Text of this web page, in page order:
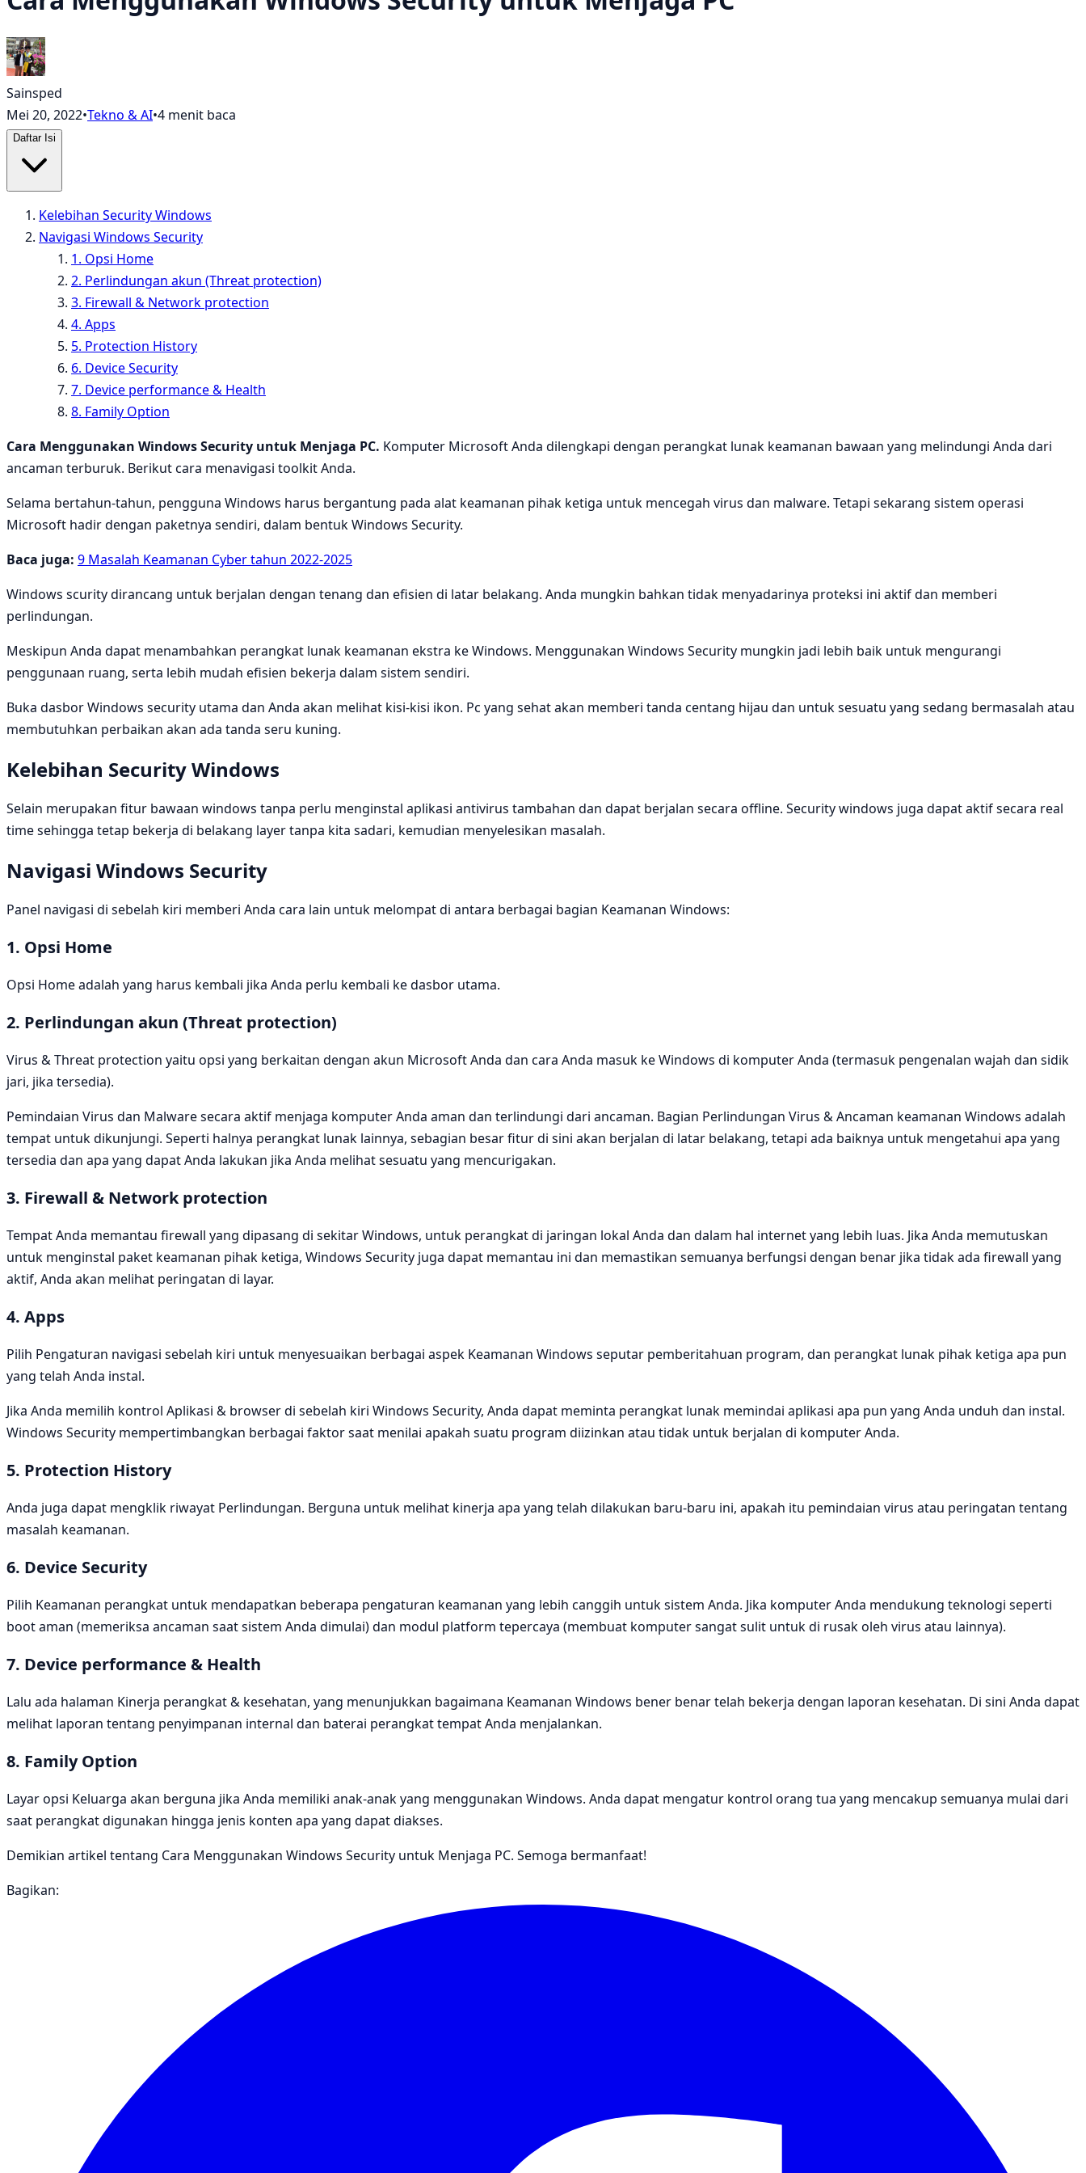
Sainsped
Mei 20, 2022•Tekno & AI•4 menit baca
Daftar Isi
Kelebihan Security Windows
Navigasi Windows Security
1. Opsi Home
2. Perlindungan akun (Threat protection)
3. Firewall & Network protection
4. Apps
5. Protection History
6. Device Security
7. Device performance & Health
8. Family Option
Cara Menggunakan Windows Security untuk Menjaga PC. Komputer Microsoft Anda dilengkapi dengan perangkat lunak keamanan bawaan yang melindungi Anda dari
ancaman terburuk. Berikut cara menavigasi toolkit Anda.
Selama bertahun-tahun, pengguna Windows harus bergantung pada alat keamanan pihak ketiga untuk mencegah virus dan malware. Tetapi sekarang sistem operasi
Microsoft hadir dengan paketnya sendiri, dalam bentuk Windows Security.
Baca juga: 9 Masalah Keamanan Cyber tahun 2022-2025
Windows scurity dirancang untuk berjalan dengan tenang dan efisien di latar belakang. Anda mungkin bahkan tidak menyadarinya proteksi ini aktif dan memberi
perlindungan.
Meskipun Anda dapat menambahkan perangkat lunak keamanan ekstra ke Windows. Menggunakan Windows Security mungkin jadi lebih baik untuk mengurangi
penggunaan ruang, serta lebih mudah efisien bekerja dalam sistem sendiri.
Buka dasbor Windows security utama dan Anda akan melihat kisi-kisi ikon. Pc yang sehat akan memberi tanda centang hijau dan untuk sesuatu yang sedang bermasalah atau
membutuhkan perbaikan akan ada tanda seru kuning.
Kelebihan Security Windows
Selain merupakan fitur bawaan windows tanpa perlu menginstal aplikasi antivirus tambahan dan dapat berjalan secara offline. Security windows juga dapat aktif secara real
time sehingga tetap bekerja di belakang layer tanpa kita sadari, kemudian menyelesikan masalah.
Navigasi Windows Security
Panel navigasi di sebelah kiri memberi Anda cara lain untuk melompat di antara berbagai bagian Keamanan Windows:
1. Opsi Home
Opsi Home adalah yang harus kembali jika Anda perlu kembali ke dasbor utama.
2. Perlindungan akun (Threat protection)
Virus & Threat protection yaitu opsi yang berkaitan dengan akun Microsoft Anda dan cara Anda masuk ke Windows di komputer Anda (termasuk pengenalan wajah dan sidik
jari, jika tersedia).
Pemindaian Virus dan Malware secara aktif menjaga komputer Anda aman dan terlindungi dari ancaman. Bagian Perlindungan Virus & Ancaman keamanan Windows adalah
tempat untuk dikunjungi. Seperti halnya perangkat lunak lainnya, sebagian besar fitur di sini akan berjalan di latar belakang, tetapi ada baiknya untuk mengetahui apa yang
tersedia dan apa yang dapat Anda lakukan jika Anda melihat sesuatu yang mencurigakan.
3. Firewall & Network protection
Tempat Anda memantau firewall yang dipasang di sekitar Windows, untuk perangkat di jaringan lokal Anda dan dalam hal internet yang lebih luas. Jika Anda memutuskan
untuk menginstal paket keamanan pihak ketiga, Windows Security juga dapat memantau ini dan memastikan semuanya berfungsi dengan benar jika tidak ada firewall yang
aktif, Anda akan melihat peringatan di layar.
4. Apps
Pilih Pengaturan navigasi sebelah kiri untuk menyesuaikan berbagai aspek Keamanan Windows seputar pemberitahuan program, dan perangkat lunak pihak ketiga apa pun
yang telah Anda instal.
Jika Anda memilih kontrol Aplikasi & browser di sebelah kiri Windows Security, Anda dapat meminta perangkat lunak memindai aplikasi apa pun yang Anda unduh dan instal.
Windows Security mempertimbangkan berbagai faktor saat menilai apakah suatu program diizinkan atau tidak untuk berjalan di komputer Anda.
5. Protection History
Anda juga dapat mengklik riwayat Perlindungan. Berguna untuk melihat kinerja apa yang telah dilakukan baru-baru ini, apakah itu pemindaian virus atau peringatan tentang
masalah keamanan.
6. Device Security
Pilih Keamanan perangkat untuk mendapatkan beberapa pengaturan keamanan yang lebih canggih untuk sistem Anda. Jika komputer Anda mendukung teknologi seperti
boot aman (memeriksa ancaman saat sistem Anda dimulai) dan modul platform tepercaya (membuat komputer sangat sulit untuk di rusak oleh virus atau lainnya).
7. Device performance & Health
Lalu ada halaman Kinerja perangkat & kesehatan, yang menunjukkan bagaimana Keamanan Windows bener benar telah bekerja dengan laporan kesehatan. Di sini Anda dapat
melihat laporan tentang penyimpanan internal dan baterai perangkat tempat Anda menjalankan.
8. Family Option
Layar opsi Keluarga akan berguna jika Anda memiliki anak-anak yang menggunakan Windows. Anda dapat mengatur kontrol orang tua yang mencakup semuanya mulai dari
saat perangkat digunakan hingga jenis konten apa yang dapat diakses.
Demikian artikel tentang Cara Menggunakan Windows Security untuk Menjaga PC. Semoga bermanfaat!
Bagikan: